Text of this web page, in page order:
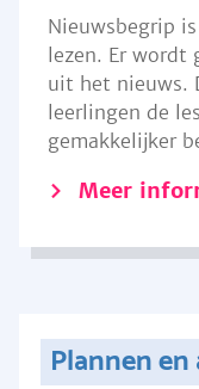
Nieuwsbegrip
lezen. Er
uit het nieuws.
leerlingen de
gemakkelijker
Meer
Plannen